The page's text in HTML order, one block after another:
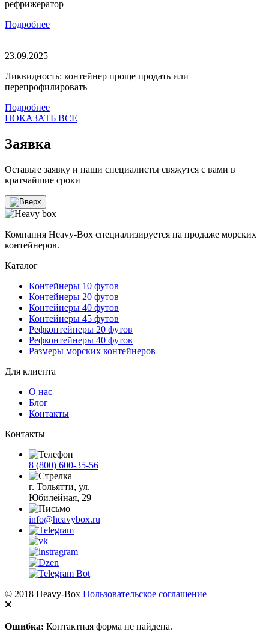
рефрижератор
Подробнее
23.09.2025
Ликвидность: контейнер проще продать или
перепрофилировать
Подробнее
ПОКАЗАТЬ ВСЕ
Заявка
Оставьте заявку и наши специалисты свяжутся с вами в
кратчайшие сроки
Компания Heavy-Box специализируется на продаже морских
контейнеров.
Каталог
Контейнеры 10 футов
Контейнеры 20 футов
Контейнеры 40 футов
Контейнеры 45 футов
Рефконтейнеры 20 футов
Рефконтейнеры 40 футов
Размеры морских контейнеров
Для клиента
О нас
Блог
Контакты
Контакты
8 (800) 600-35-56
г. Тольятти, ул.
Юбилейная, 29
info@heavybox.ru
© 2018 Heavy-Box Пользовательское соглашение
Ошибка: Контактная форма не найдена.